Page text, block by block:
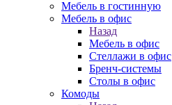
Мебель в гостинную
Мебель в офис
Назад
Мебель в офис
Стеллажи в офис
Бренч-системы
Столы в офис
Комоды